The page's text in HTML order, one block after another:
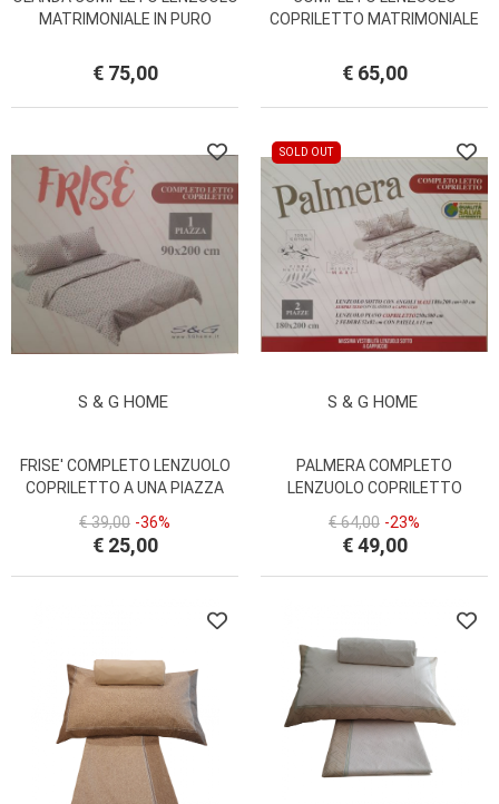
MATRIMONIALE IN PURO
FEDERE MAESTRI COTONIERI
€ 75,00
COPRILETTO MATRIMONIALE
BIANCALUNA
€ 65,00
S & G HOME
FRISE' COMPLETO LENZUOLO
COPRILETTO A UNA PIAZZA
€ 39,00 -36%
€ 25,00
SOLD OUT
S & G HOME
PALMERA COMPLETO
LENZUOLO COPRILETTO
€ 64,00 -23%
€ 49,00